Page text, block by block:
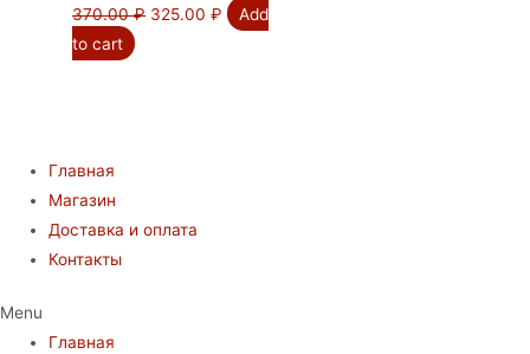
370.00₽ 325.00₽
Add
to cart
Главная
Магазин
Доставка и оплата
Контакты
Menu
Главная